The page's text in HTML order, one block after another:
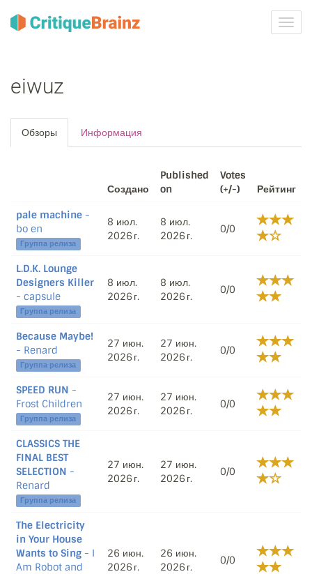
eiwuz
Обзоры Информация
Создано
Published
on
Votes
(+/-)
Рейтинг
pale machine -
bo en
Группа релиза
8 июл.
2026 г.
8 июл.
2026 г.
0/0
L.D.K. Lounge
Designers Killer
- capsule
Группа релиза
8 июл.
2026 г.
8 июл.
2026 г.
0/0
Because Maybe!
- Renard
Группа релиза
27 июн.
2026 г.
27 июн.
2026 г.
0/0
SPEED RUN -
Frost Children
Группа релиза
27 июн.
2026 г.
27 июн.
2026 г.
0/0
CLASSICS THE
FINAL BEST
SELECTION -
Renard
Группа релиза
27 июн.
2026 г.
27 июн.
2026 г.
0/0
The Electricity
in Your House
Wants to Sing - I
Am Robot and
26 июн.
2026 г.
26 июн.
2026 г.
0/0